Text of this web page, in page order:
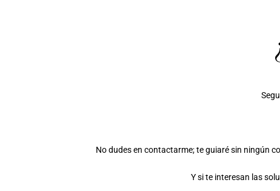
No dudes en contactarme; te guiaré sin ningún
Y si te interesan las